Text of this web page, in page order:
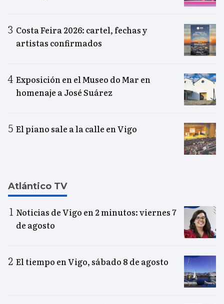
Costa Feira 2026: cartel, fechas y
artistas confirmados
Exposición en el Museo do Mar en
homenaje a José Suárez
El piano sale a la calle en Vigo
Atlántico TV
Noticias de Vigo en 2 minutos: viernes 7
de agosto
El tiempo en Vigo, sábado 8 de agosto